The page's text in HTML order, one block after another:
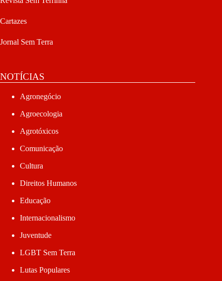
Cartazes
Jornal Sem Terra
NOTÍCIAS
Agronegócio
Agroecologia
Agrotóxicos
Comunicação
Cultura
Direitos Humanos
Educação
Internacionalismo
Juventude
LGBT Sem Terra
Lutas Populares